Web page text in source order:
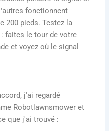
fonctionnent
200 pieds. Testez la
: faites le tour de votre
et voyez où le signal
j'ai regardé
Robotlawnsmower et
que j'ai trouvé :